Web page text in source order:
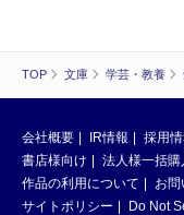
TOP 文庫 学芸・教養
会社概要 IR情報 採用
書店様向け
法人様一括購
作品の利用について
お
サイトポリシー
Do Not